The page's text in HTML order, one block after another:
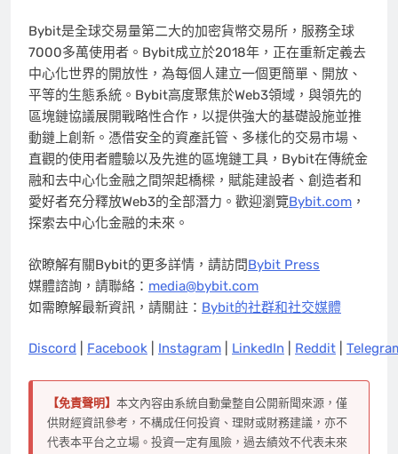
Bybit是全球交易量第二大的加密貨幣交易所，服務全球
7000多萬使用者。Bybit成立於2018年，正在重新定義去
中心化世界的開放性，為每個人建立一個更簡單、開放、
平等的生態系統。Bybit高度聚焦於Web3領域，與領先的
區塊鏈協議展開戰略性合作，以提供強大的基礎設施並推
動鏈上創新。憑借安全的資產託管、多樣化的交易市場、
直觀的使用者體驗以及先進的區塊鏈工具，Bybit在傳統金
融和去中心化金融之間架起橋樑，賦能建設者、創造者和
愛好者充分釋放Web3的全部潛力。歡迎瀏覽Bybit.com ，
探索去中心化金融的未來。
欲瞭解有關Bybit的更多詳情，請訪問Bybit Press
媒體諮詢，請聯絡： media@bybit.com
如需瞭解最新資訊，請關註： Bybit的社群和社交媒體
Discord Facebook Instagram LinkedIn Reddit
【免責聲明】 本文內容由系統自動彙整自公開新聞來源，僅
供財經資訊參考，不構成任何投資、理財或財務建議，亦不
代表本平台之立場。投資一定有風險，過去績效不代表未來